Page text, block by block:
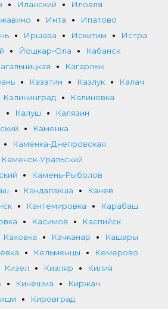
Иланский
Иловля
Инта
Ипатово
Иршава Искитим
Истра
Йошкар-Ола
Кабанск
Кагарлык
Казатин Казлук
Калач
Калининград
Калиновка
Калуш
Калязин
Каменка
Каменка-Днепровская
Каменск-Уральский
Камень-Рыболов
Кандалакша
Канев
Кантемировка
Карабаш
Касимов
Каспийск
Каховка Качканар
Кашары
Кельменцы
Кемерово
Кизел Кизляр
Килия
Кинешма
Киржач
Кировград